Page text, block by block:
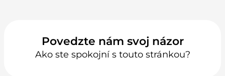
Povedzte nám svoj názor
Ako ste spokojní s touto stránkou?